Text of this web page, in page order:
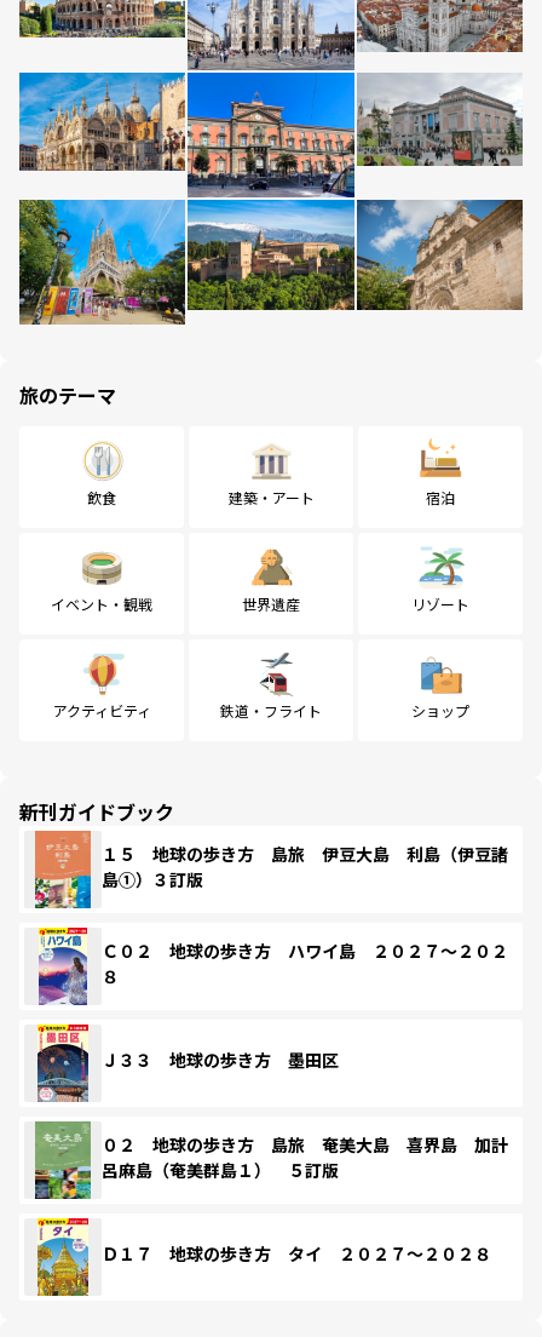
旅のテーマ
飲食 建築・アート 宿泊
イベント・観戦 世界遺産 リゾート
アクティビティ 鉄道・フライト ショップ
新刊ガイドブック
１５ 地球の歩き方 島旅 伊豆大島 利島（伊豆諸
島①）３訂版
Ｃ０２ 地球の歩き方 ハワイ島 ２０２７～２０２
８
Ｊ３３ 地球の歩き方 墨田区
０２ 地球の歩き方 島旅 奄美大島 喜界島 加計
呂麻島（奄美群島１） ５訂版
Ｄ１７ 地球の歩き方 タイ ２０２７～２０２８